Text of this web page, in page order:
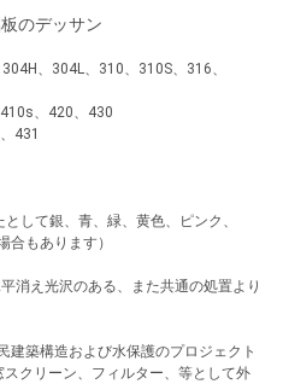
のデッサン
、304L、310、310S、316、
、420、430
431
して銀、青、緑、黄色、ピンク、
合もあります）
消え光沢のある、また共通の処置より
建築構造および水保護のプロジェクト
クリーン、フィルター、等として外